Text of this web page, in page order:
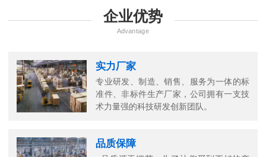
企业优势
Advantage
实力厂家
专业研发、制造、销售、服务为一体的标
准件、非标件生产厂家，公司拥有一支技
术力量强的科技研发创新团队。
品质保障